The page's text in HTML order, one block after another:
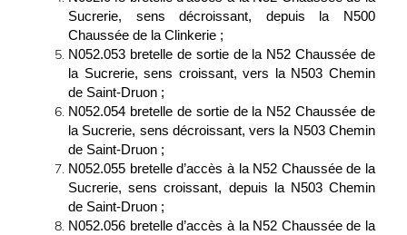
Sucrerie, sens décroissant, depuis la N500
Chaussée de la Clinkerie ;
N052.053 bretelle de sortie de la N52 Chaussée de
la Sucrerie, sens croissant, vers la N503 Chemin
de Saint-Druon ;
N052.054 bretelle de sortie de la N52 Chaussée de
la Sucrerie, sens décroissant, vers la N503 Chemin
de Saint-Druon ;
N052.055 bretelle d’accès à la N52 Chaussée de la
Sucrerie, sens croissant, depuis la N503 Chemin
de Saint-Druon ;
N052.056 bretelle d’accès à la N52 Chaussée de la